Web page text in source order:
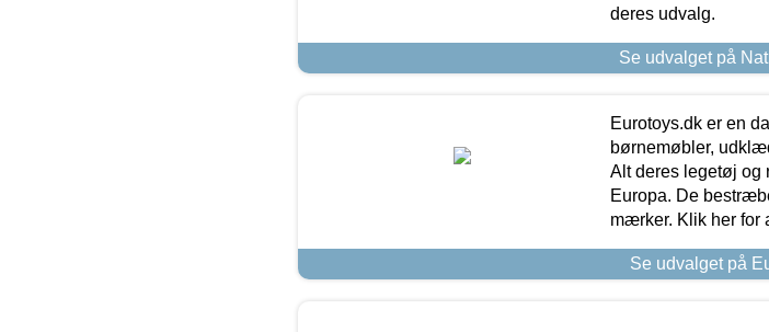
deres udvalg.
Se udvalget på
Eurotoys.dk er en
børnemøbler,
Alt deres legetøj og
Europa. De
mærker. Klik her for
Se udvalget på